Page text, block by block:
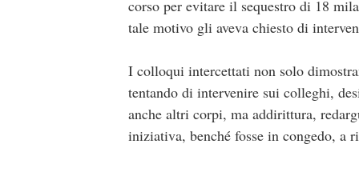
corso per evitare il sequestro di 18
tale motivo gli aveva chiesto di
I colloqui intercettati non solo
tentando di intervenire sui colleghi,
anche altri corpi, ma addirittura,
iniziativa, benché fosse in congedo, a